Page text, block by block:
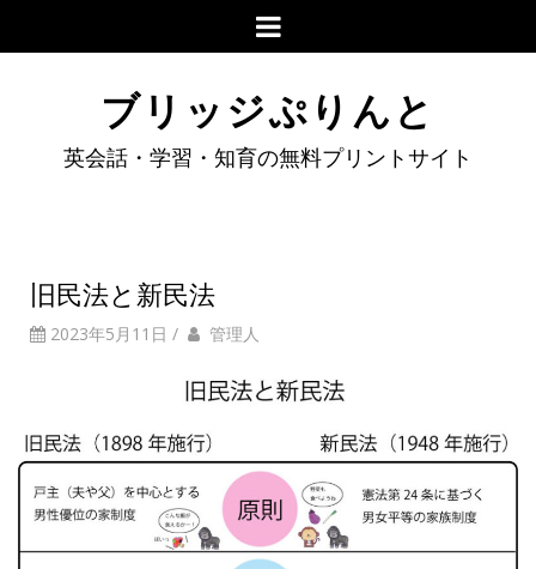
ブリッジぷりんと
英会話・学習・知育の無料プリントサイト
旧民法と新民法
2023年5月11日 / 管理人